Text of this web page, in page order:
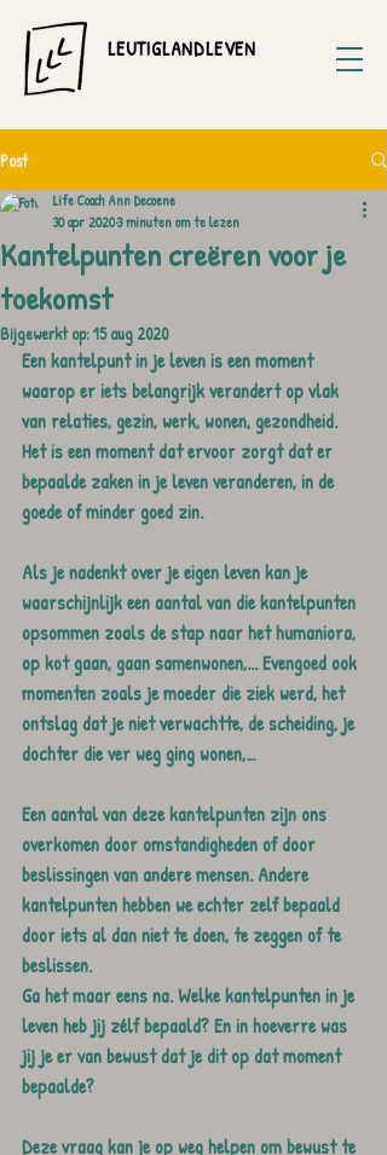
LEUTIGLANDLEVEN
Post
Kantelpunten creëren voor je
toekomst
Life Coach Ann Decoene
30 apr 20203 minuten om te lezen
Bijgewerkt op:15 aug 2020
Een kantelpunt in je leven is een moment
waarop er iets belangrijk verandert op vlak
van relaties, gezin, werk, wonen, gezondheid.
Het is een moment dat ervoor zorgt dat er
bepaalde zaken in je leven veranderen, in de
goede of minder goed zin.
Als je nadenkt over je eigen leven kan je
waarschijnlijk een aantal van die kantelpunten
opsommen zoals de stap naar het humaniora,
op kot gaan, gaan samenwonen,... Evengoed ook
momenten zoals je moeder die ziek werd, het
ontslag dat je niet verwachtte, de scheiding, je
dochter die ver weg ging wonen,…
Een aantal van deze kantelpunten zijn ons
overkomen door omstandigheden of door
beslissingen van andere mensen. Andere
kantelpunten hebben we echter zelf bepaald
door iets al dan niet te doen, te zeggen of te
beslissen.
Ga het maar eens na. Welke kantelpunten in je
leven heb jij zélf bepaald? En in hoeverre was
jij je er van bewust dat je dit op dat moment
bepaalde?
Deze vraag kan je op weg helpen om bewust te